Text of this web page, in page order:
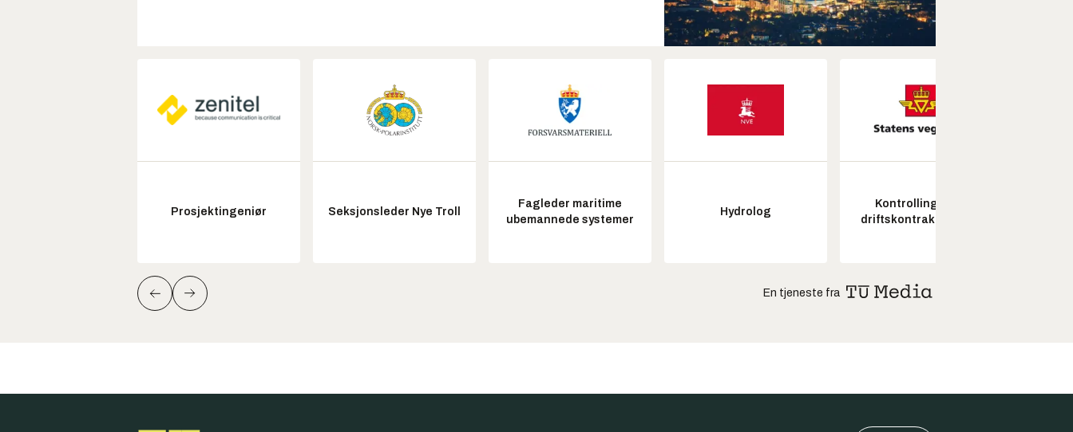
Prosjektingeniør Seksjonsleder Nye Troll
Fagleder maritime
ubemannede systemer
Hydrolog
Kontrollingeniør
driftskontrakt elektro
En tjeneste fra